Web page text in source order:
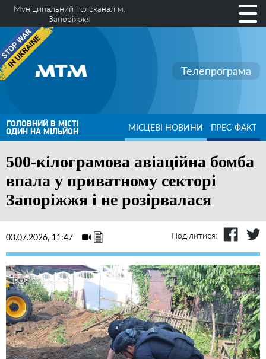
Муніципальний телеканал м.
Запоріжжя
Телепрограма
ГОЛОВНИЙ В МІСТІ
ОДИН НА МІЛЬЙОН МІСЦЕВІ НОВИНИ ПРЕС-ФАКТ
500-кілограмова авіаційна бомба
впала у приватному секторі
Запоріжжя і не розірвалася
03.07.2026, 11:47 Поділитися: